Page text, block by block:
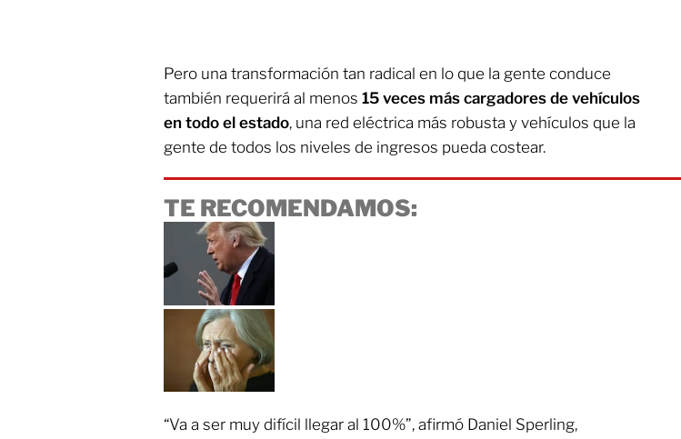
Pero una transformación tan radical en lo que la gente conduce
también requerirá al menos 15 veces más cargadores de vehículos
en todo el estado, una red eléctrica más robusta y vehículos que la
gente de todos los niveles de ingresos pueda costear.
TE RECOMENDAMOS:
“Va a ser muy difícil llegar al 100%”, afirmó Daniel Sperling,